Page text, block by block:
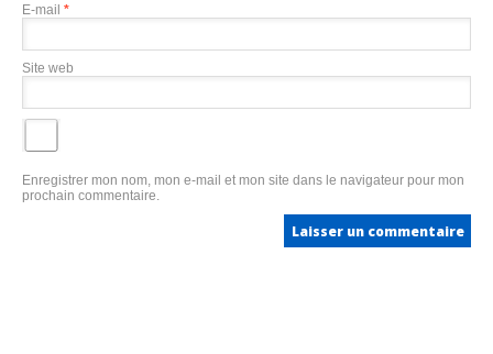
E-mail *
Site web
Enregistrer mon nom, mon e-mail et mon site dans le navigateur pour mon
prochain commentaire.